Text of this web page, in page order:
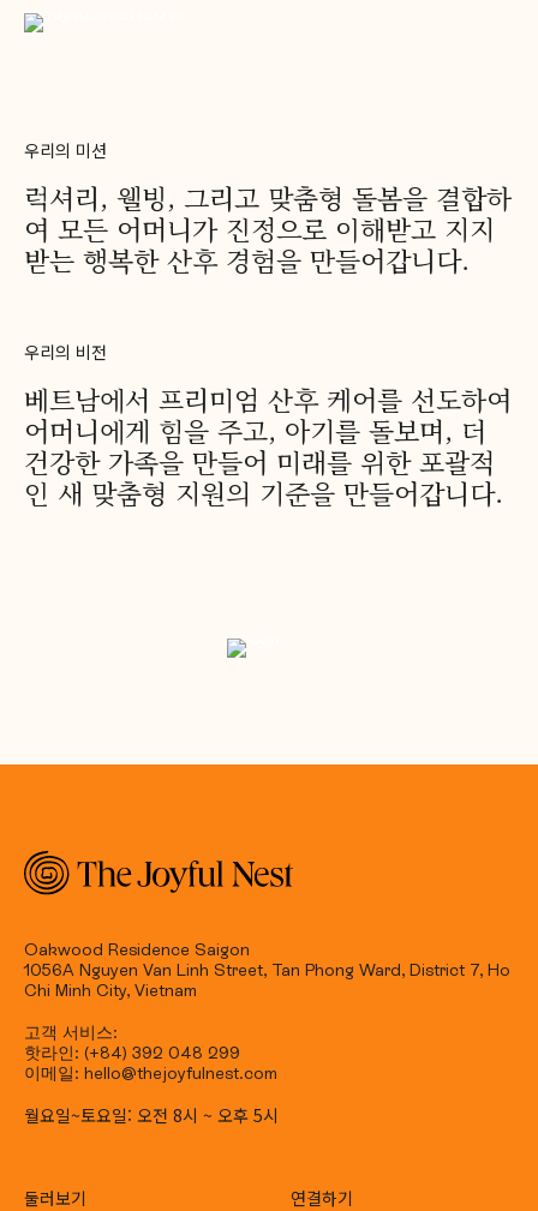
우리의 미션
럭셔리, 웰빙, 그리고 맞춤형 돌봄을 결합하
여 모든 어머니가 진정으로 이해받고 지지
받는 행복한 산후 경험을 만들어갑니다.
우리의 비전
베트남에서 프리미엄 산후 케어를 선도하여
어머니에게 힘을 주고, 아기를 돌보며, 더
건강한 가족을 만들어 미래를 위한 포괄적
인 새 맞춤형 지원의 기준을 만들어갑니다.
Oakwood Residence Saigon
1056A Nguyen Van Linh Street, Tan Phong Ward, District 7, Ho
Chi Minh City, Vietnam
고객 서비스:
핫라인: (+84) 392 048 299
이메일: hello@thejoyfulnest.com
월요일~토요일: 오전 8시 ~ 오후 5시
둘러보기 연결하기